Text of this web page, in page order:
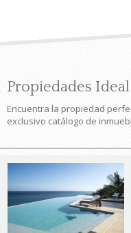
Propiedades
Encuentra la propiedad
exclusivo catálogo de